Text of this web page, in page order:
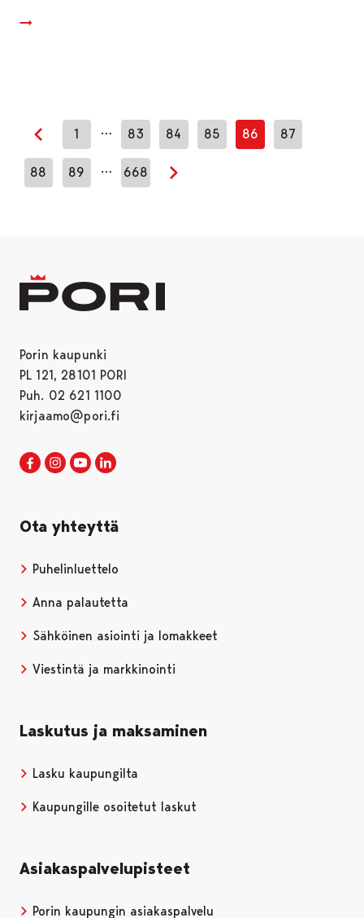
Edellinen sivu
1 … 83 84 85 86 87
88 89 … 668
Seuraava sivu
Porin kaupunki
PL 121, 28101 PORI
Puh. 02 621 1100
kirjaamo@pori.fi
Porin kaupunki Facebookissa
Avautuu uudessa välilehdessä
Porin kaupunki Instagramissa
Avautuu uudessa välilehdessä
Porin kaupunki Youtubessa
Avautuu uudessa välilehdessä
Ota yhteyttä
Puhelinluettelo
Anna palautetta
Sähköinen asiointi ja lomakkeet
Viestintä ja markkinointi
Laskutus ja maksaminen
Lasku kaupungilta
Kaupungille osoitetut laskut
Asiakaspalvelupisteet
Porin kaupungin asiakaspalvelu